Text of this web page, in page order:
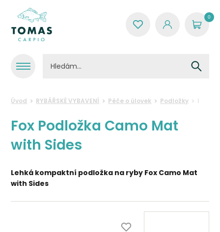
0
Úvod RYBÁŘSKÉ VYBAVENÍ Péče o úlovek Podložky Fox
Fox Podložka Camo Mat
with Sides
Lehká kompaktní podložka na ryby Fox Camo Mat
with Sides